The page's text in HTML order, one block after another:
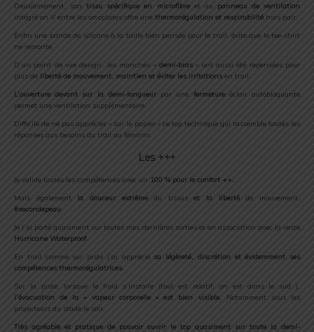
Deuxièmement, sontissu spécifique en microfibre et au panneau de ventilation
intégré en V entre les omoplates offre une thermorégulation et respirabilité hors pair.
Enfin une bande de silicone à la taille bien pensée pour le trail, évite que le tee-shirt
ne remonte.
D’un point de vue design, les manches « demi-bras» ont aussi été repensées pour
plus de liberté de mouvement, maintien et éviter les irritations en trail.
L’ouverture devant sur la demi-longueurpar une fermeture éclair autobloquante
permet une ventilation supplémentaire.
Difficile de ne pas apprécier « sur le papier » ce top technique qui rassemble toutes les
réponses aux besoins du trail au féminin.
Les +++
Je valide toutes les compétences avec un 100 % pour le confort ++.
Mais également la douceur extrême du tissus et la libertéde mouvement.
#secondepeau
Je l’ai porté quasiment sur toutes mes dernières sorties et en association avec la veste
Hurricane Waterproof.
En trail comme sur piste j’ai apprécié sa légèreté, discrétion et évidemment ses
compétences thermorégulatrices.
Sur la piste, lorsque le froid s’installe (tout est relatif, on est dans le sud ),
l’évacuation de la « vapeur corporelle » est bien visible. Notamment sous les
projecteurs du stade le soir.
Très agréable et pratique de pouvoir ouvrir le top quasiment sur toute la demi-